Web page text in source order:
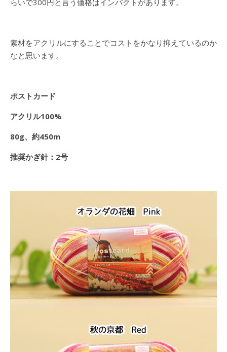
素材をアクリルにすることでコストをかなり抑えているのか
なと思います。
ポストカード
アクリル100%
80g、約450m
推奨かぎ針：2号